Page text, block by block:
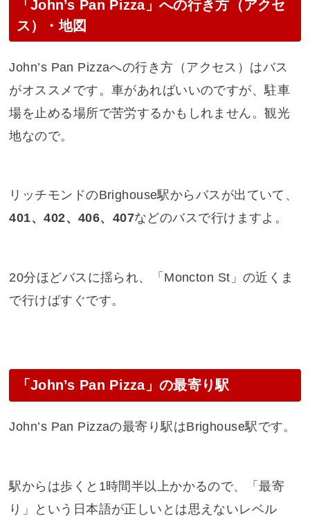
「John’s Pan Pizza」への行き方（アクセ
ス）・地図
John’s Pan Pizzaへの行き方（アクセス）はバス
がオススメです。車があればいいのですが、駐車
場を止める場所で苦労するかもしれません。観光
地なので。
リッチモンドのBrighouse駅からバスが出ていて、
401、402、406、407などのバスで行けますよ。
20分ほどバスに揺られ、「Moncton St」の近くま
で行けばすぐです。
「John’s Pan Pizza」の最寄り駅
John’s Pan Pizzaの最寄り駅はBrighouse駅です。
駅からは歩くと1時間半以上かかるので、「最寄
り」という日本語が正しいとは思えないレベル